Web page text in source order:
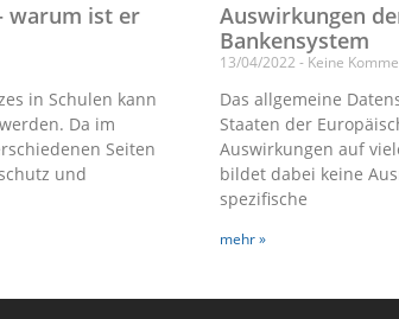
warum ist er
in Schulen kann
Da im
Seiten
und
Auswirkungen
Bankensystem
13/04/2022 Keine
Das allgemeine
Staaten der
Auswirkungen auf
bildet dabei keine
spezifische
mehr »